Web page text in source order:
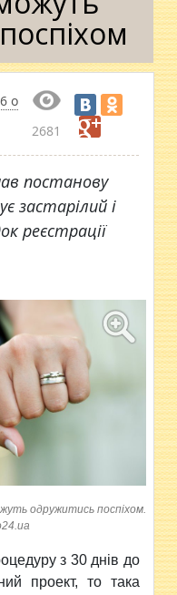
о
2681
постанову
застарілий і
реєстрації
одружитись поспіхом.
з 30 днів до
проект, то така